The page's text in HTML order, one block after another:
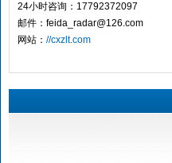
24小时咨询：17792372097
邮件：feida_radar@126.com
网站： //cxzlt.com